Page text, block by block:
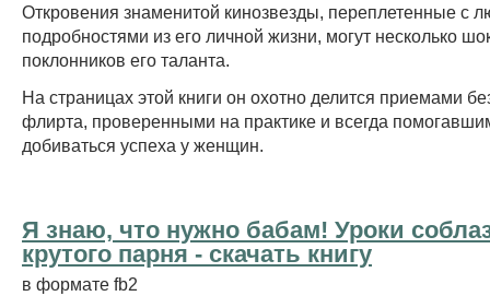
Откровения знаменитой кинозвезды, переплетенные с
подробностями из его личной жизни, могут несколько
поклонников его таланта.
На страницах этой книги он охотно делится приемами
флирта, проверенными на практике и всегда
добиваться успеха у женщин.
Я знаю, что нужно бабам! Уроки
крутого парня - cкачать книгу
в формате fb2